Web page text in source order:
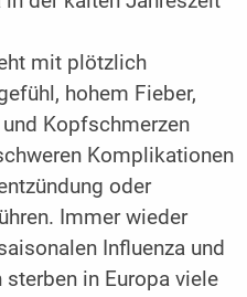
mit plötzlich
hohem Fieber,
Kopfschmerzen
Komplikationen
oder
Immer wieder
Influenza und
in Europa viele